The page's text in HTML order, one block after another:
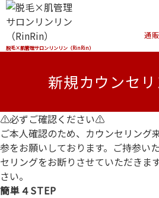
脱毛×肌管理サロンリンリン（RinRin）
通
新規カウンセ
⚠必ずご確認ください⚠
ご本人確認のため、 カウンセリング
参をお願いしております。ご持参い
セリングをお断りさせていただきま
さい。
簡単４STEP